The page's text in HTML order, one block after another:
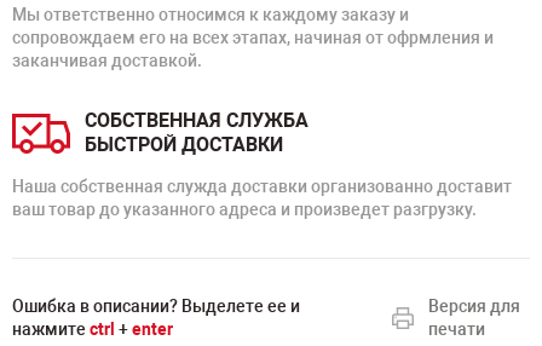
Мы ответственно относимся к каждому заказу и
сопровождаем его на всех этапах, начиная от офрмления и
заканчивая доставкой.
СОБСТВЕННАЯ СЛУЖБА
БЫСТРОЙ ДОСТАВКИ
Наша собственная служда доставки организованно доставит
ваш товар до указанного адреса и произведет разгрузку.
Ошибка в описании? Выделете ее и
нажмите ctrl +enter
Версия для
печати